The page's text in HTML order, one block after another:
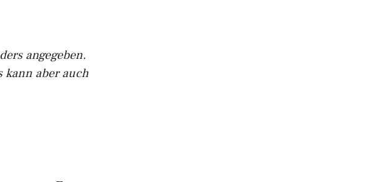
angegeben.
kann aber auch